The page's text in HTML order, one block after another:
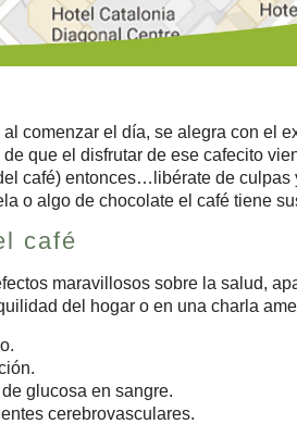
comenzar el día, se alegra con el
que el disfrutar de ese cafecito
café) entonces…libérate de culpas
o algo de chocolate el café tiene
café
maravillosos sobre la salud,
del hogar o en una charla
glucosa en sangre.
cerebrovasculares.